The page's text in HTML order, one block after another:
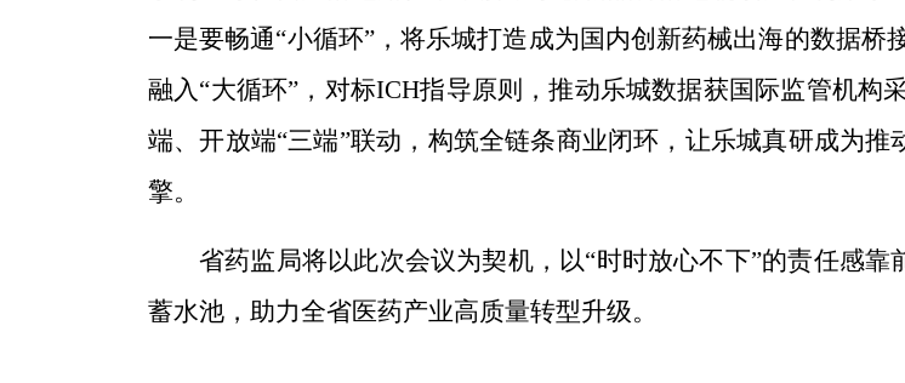
一是要畅通“小循环”，将乐城打造成为国内创新药械出海的数据桥
融入“大循环”，对标ICH指导原则，推动乐城数据获国际监管机构
端、开放端“三端”联动，构筑全链条商业闭环，让乐城真研成为推
擎。
省药监局将以此次会议为契机，以“时时放心不下”的责任感
蓄水池，助力全省医药产业高质量转型升级。